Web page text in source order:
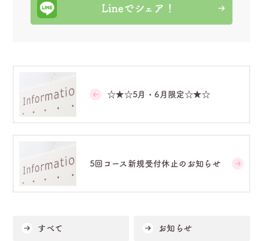
☆★☆5月・6月限定☆★☆
5回コース新規受付休止のお知らせ
すべて お知らせ